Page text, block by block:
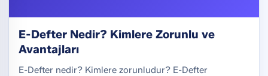
E-Defter Nedir? Kimlere Zorunlu ve
Avantajları
E-Defter nedir? Kimlere zorunludur? E-Defter